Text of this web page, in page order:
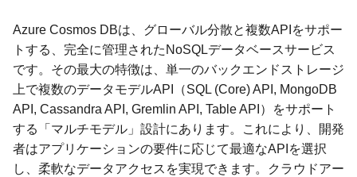
Azure Cosmos DBは、グローバル分散と複数APIをサポー
トする、完全に管理されたNoSQLデータベースサービス
です。その最大の特徴は、単一のバックエンドストレージ
上で複数のデータモデルAPI（SQL (Core) API, MongoDB
API, Cassandra API, Gremlin API, Table API）をサポート
する「マルチモデル」設計にあります。これにより、開発
者はアプリケーションの要件に応じて最適なAPIを選択
し、柔軟なデータアクセスを実現できます。クラウドアー